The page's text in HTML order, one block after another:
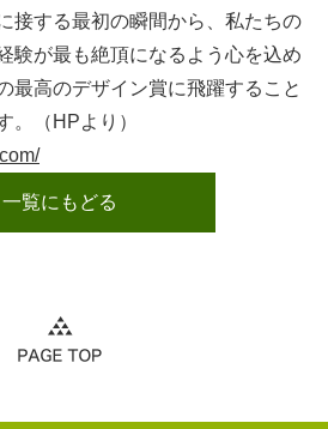
接する最初の瞬間から、私たちの
験が最も絶頂になるよう心を込め
最高のデザイン賞に飛躍すること
。（HPより）
一覧にもどる